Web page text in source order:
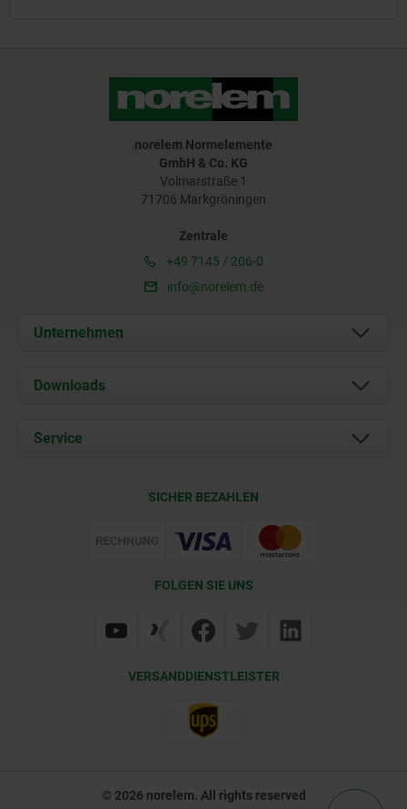
norelem Normelemente
GmbH & Co. KG
Volmarstraße 1
71706 Markgröningen
Zentrale
+49 7145 / 206-0
info@norelem.de
Unternehmen
Über uns
Karriere
Downloads
Dokumente
Service
Web Support
SICHER BEZAHLEN
FOLGEN SIE UNS
VERSANDDIENSTLEISTER
© 2026 norelem. All rights reserved